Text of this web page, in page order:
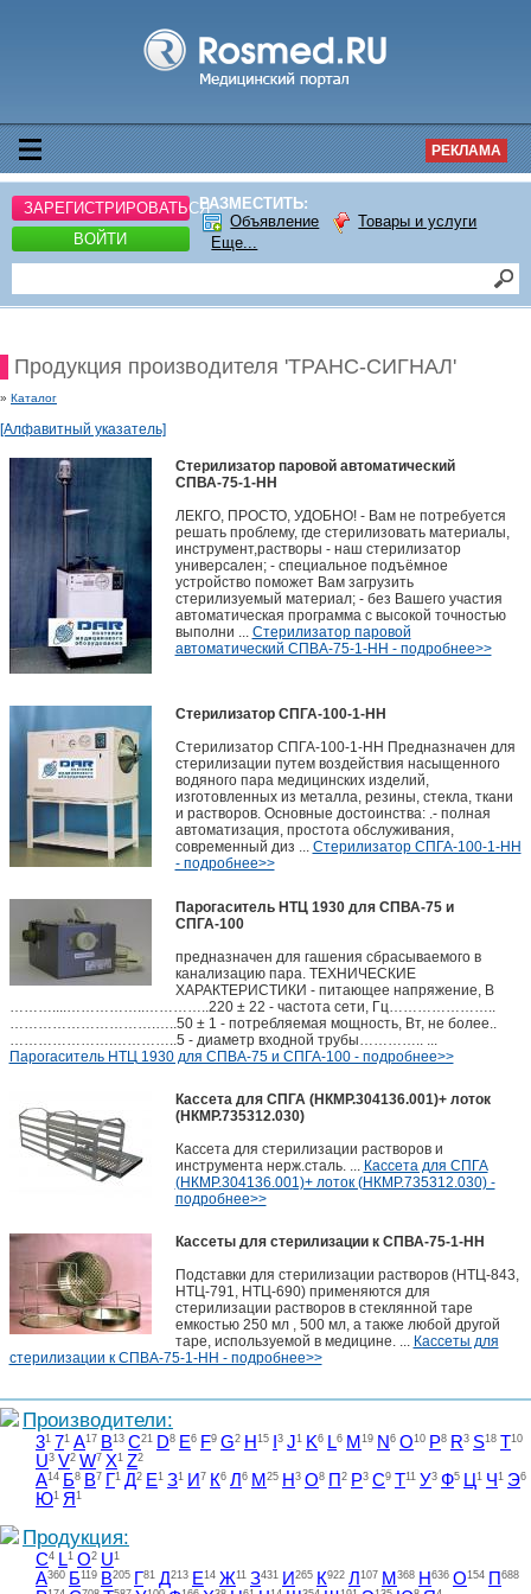
РЕКЛАМА
ЗАРЕГИСТРИРОВАТЬСЯ
ВОЙТИ
РАЗМЕСТИТЬ:
Объявление
Товары и услуги
Еще...
Продукция производителя 'ТРАНС-СИГНАЛ'
» Каталог
[Алфавитный указатель]
Стерилизатор паровой автоматический
СПВА-75-1-НН
ЛЕКГО, ПРОСТО, УДОБНО! - Вам не потребуется
решать проблему, где стерилизовать материалы,
инструмент,растворы - наш стерилизатор
универсален; - специальное подъёмное
устройство поможет Вам загрузить
стерилизуемый материал; - без Вашего участия
автоматическая программа с высокой точностью
выполни ... Стерилизатор паровой
автоматический СПВА-75-1-НН - подробнее>>
Стерилизатор СПГА-100-1-НН
Стерилизатор СПГА-100-1-НН Предназначен для
стерилизации путем воздействия насыщенного
водяного пара медицинских изделий,
изготовленных из металла, резины, стекла, ткани
и растворов. Основные достоинства: .- полная
автоматизация, простота обслуживания,
современный диз ... Стерилизатор СПГА-100-1-НН
- подробнее>>
Парогаситель НТЦ 1930 для СПВА-75 и
СПГА-100
предназначен для гашения сбрасываемого в
канализацию пара. ТЕХНИЧЕСКИЕ
ХАРАКТЕРИСТИКИ - питающее напряжение, В
………....……………..…………..220 ± 22 - частота сети, Гц…………………..
………………………….…..50 ± 1 - потребляемая мощность, Вт, не более..
………………….…………..5 - диаметр входной трубы………….. ...
Парогаситель НТЦ 1930 для СПВА-75 и СПГА-100 - подробнее>>
Кассета для СПГА (НКМР.304136.001)+ лоток
(НКМР.735312.030)
Кассета для стерилизации растворов и
инструмента нерж.сталь. ... Кассета для СПГА
(НКМР.304136.001)+ лоток (НКМР.735312.030) -
подробнее>>
Кассеты для стерилизации к СПВА-75-1-НН
Подставки для стерилизации растворов (НТЦ-843,
НТЦ-791, НТЦ-690) применяются для
стерилизации растворов в стеклянной таре
емкостью 250 мл , 500 мл, а также любой другой
таре, используемой в медицине. ... Кассеты для
стерилизации к СПВА-75-1-НН - подробнее>>
Производители:
31 71 A17 B13 C21 D8 E6 F9 G2 H 15 3 J1 K6 L6 M 19 N 6 O10 P8 R3 S18 T10
U3 V2 W7 X1 Z2
А14 Б8 В7 Г1 Д2 Е1 З1 И 7 К6 Л 6 М 25 Н 3 О8 П 2 Р3 С9 Т11 У3 Ф5 Ц 1 Ч 1 Э6
Ю1 Я 1
Продукция:
C4 L1 O2 U1
А360 Б119 В205 Г81 Д213 Е14 Ж11 З431 И 265 К922 Л 107 М 368 Н 636 О154 П 688